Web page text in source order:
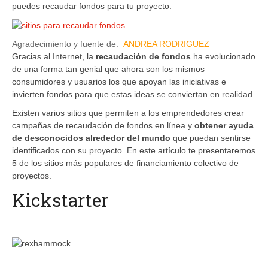
puedes recaudar fondos para tu proyecto.
Agradecimiento y fuente de: ANDREA RODRIGUEZ
Gracias al Internet, la recaudación de fondos ha evolucionado
de una forma tan genial que ahora son los mismos
consumidores y usuarios los que apoyan las iniciativas e
invierten fondos para que estas ideas se conviertan en realidad.
Existen varios sitios que permiten a los emprendedores crear
campañas de recaudación de fondos en línea y obtener ayuda
de desconocidos alrededor del mundo que puedan sentirse
identificados con su proyecto. En este artículo te presentaremos
5 de los sitios más populares de financiamiento colectivo de
proyectos.
Kickstarter